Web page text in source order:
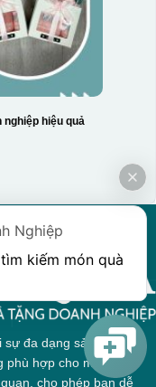
nghiệp hiệu quả
đa dạng sản phẩm,
hợp cho mọi dịp.
cho phép bạn dễ
Nghiệp
kiếm món quà